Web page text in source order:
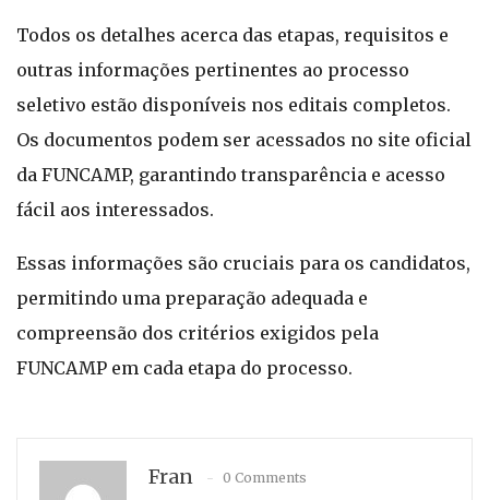
Todos os detalhes acerca das etapas, requisitos e
outras informações pertinentes ao processo
seletivo estão disponíveis nos editais completos.
Os documentos podem ser acessados no site oficial
da FUNCAMP, garantindo transparência e acesso
fácil aos interessados.
Essas informações são cruciais para os candidatos,
permitindo uma preparação adequada e
compreensão dos critérios exigidos pela
FUNCAMP em cada etapa do processo.
Fran 0 Comments